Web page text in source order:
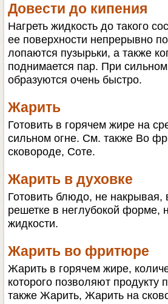
Довести до кипения
Нагреть жидкость до такого
ее поверхности непрерывно
лопаются пузырьки, а также
поднимается пар. При
образуются очень быстро.
Жарить
Готовить в горячем жире на
сильном огне. См. также Во
сковороде, Соте.
Жарить в духовке
Готовить блюдо, не накрывая,
решетке в неглубокой форме,
жидкости.
Жарить во фритюре
Жарить в горячем жире,
которого позволяют продукту
также Жарить, Жарить на